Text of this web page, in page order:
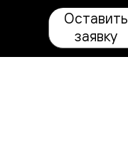
Оставить
заявку